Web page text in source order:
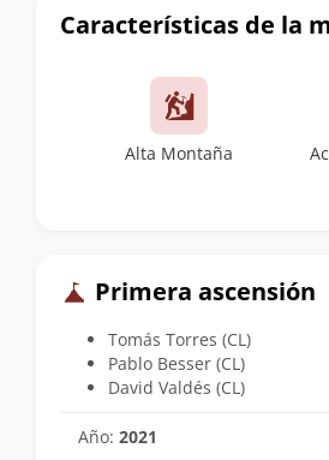
Características de la
Alta Montaña
Primera ascensión
Tomás Torres (CL)
Pablo Besser (CL)
David Valdés (CL)
Año: 2021